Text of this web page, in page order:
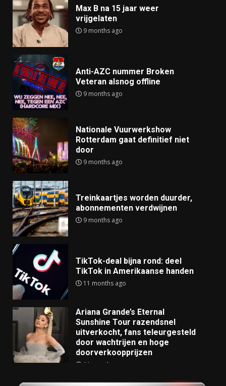
Max B na 15 jaar weer
vrijgelaten
9 months ago
Anti-AZC nummer Broken
Veteran alsnog offline
9 months ago
Nationale Vuurwerkshow
Rotterdam gaat definitief niet
door
9 months ago
Treinkaartjes worden duurder,
abonnementen verdwijnen
9 months ago
TikTok-deal bijna rond: deel
TikTok in Amerikaanse handen
11 months ago
Ariana Grande’s Eternal
Sunshine Tour razendsnel
uitverkocht, fans teleurgesteld
door wachtrijen en hoge
doorverkoopprijzen
11 months ago